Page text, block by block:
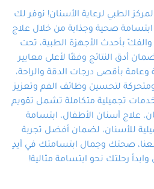
المتخصص ذوي الخبرة، ستجد نفسك
في أيد أمينة تلبي احتياجاتك بكل
احترافية ودقة.
الطبي لرعاية الأسنان! نوفر لك
صحية وجذابة من خلال علاج
بأحدث الأجهزة الطبية، تحت
أدق النتائج وفقًا لأعلى معايير
وعامة بأقصى درجات الدقة والراحة،
ومتحركة لتحسين وظائف الفم وتعزيز
تجميلية متكاملة تشمل تقويم
علاج أسنان الأطفال، ابتسامة
للأسنان، لضمان أفضل تجربة
صحتك وجمال ابتسامتك في أيدٍ
رحلتك نحو ابتسامة مثالية!